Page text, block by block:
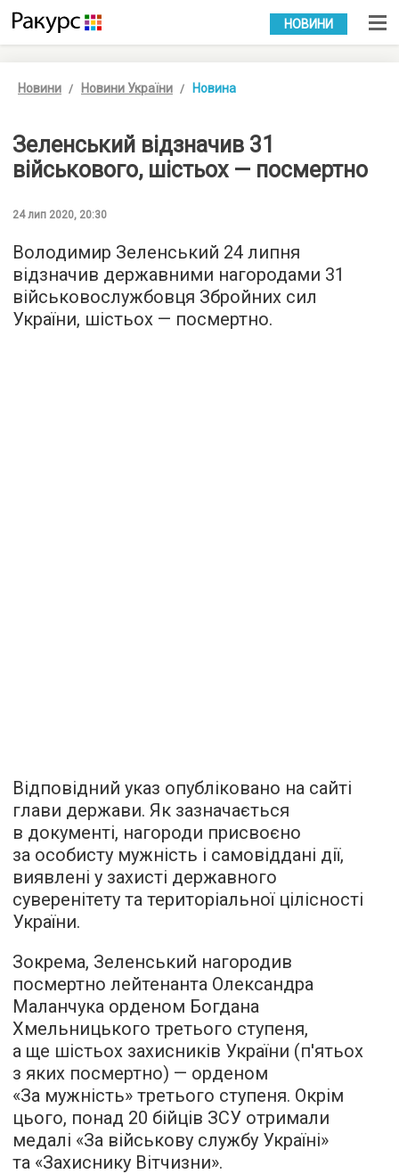
УКР РУС
НОВИНИ
Новини Новини України Новина
Зеленський відзначив 31
військового, шістьох — посмертно
24 лип 2020, 20:30
Володимир Зеленський 24 липня
відзначив державними нагородами 31
військовослужбовця Збройних сил
України, шістьох — посмертно.
Відповідний указ опубліковано на сайті
глави держави. Як зазначається
в документі, нагороди присвоєно
за особисту мужність і самовіддані дії,
виявлені у захисті державного
суверенітету та територіальної цілісності
України.
Зокрема, Зеленський нагородив
посмертно лейтенанта Олександра
Маланчука орденом Богдана
Хмельницького третього ступеня,
а ще шістьох захисників України (п'ятьох
з яких посмертно) — орденом
«За мужність» третього ступеня. Окрім
цього, понад 20 бійців ЗСУ отримали
медалі «За військову службу Україні»
та «Захиснику Вітчизни».